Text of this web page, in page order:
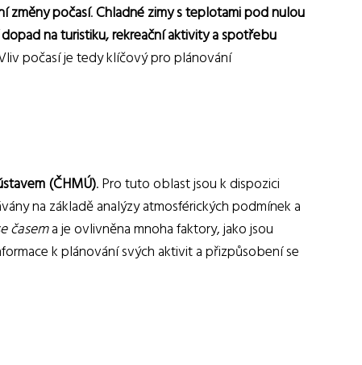
změny počasí.Chladné zimy s teplotami pod nulou
na turistiku, rekreační aktivity a spotřebu
počasí je tedy klíčový pro plánování
(ČHMÚ). Pro tuto oblast jsou k dispozici
na základě analýzy atmosférických podmínek a
časema je ovlivněna mnoha faktory, jako jsou
k plánování svých aktivit a přizpůsobení se